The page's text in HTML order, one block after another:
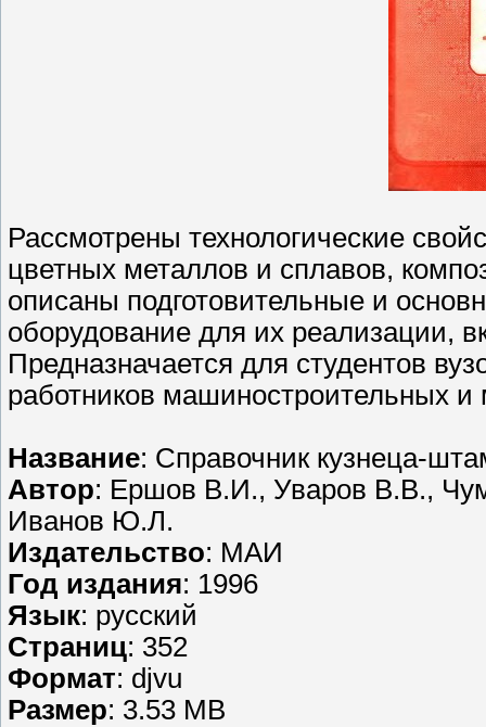
Рассмотрены технологические
цветных металлов и сплавов,
описаны подготовительные и
оборудование для их реализации,
Предназначается для студентов
работников машиностроительных и
Название: Справочник кузнеца-
Автор: Ершов В.И., Уваров В.В.,
Иванов Ю.Л.
Издательство: МАИ
Год издания: 1996
Язык: русский
Cтраниц: 352
Формат: djvu
Размер: 3.53 MB